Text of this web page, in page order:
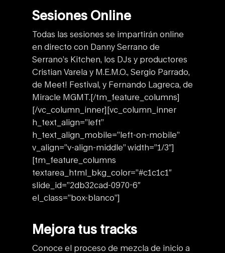
Sesiones Online
Todas las sesiones se impartirán online
en directo con Danny Serrano de
Serrano’s Kitchen, los DJs y productores
Cristian Varela y M.E.M.O., Sergio Parrado,
de Meet! Festival, y Fernando Lagreca, de
Miracle MGMT.[/tm_feature_columns]
[/vc_column_inner][vc_column_inner
h_text_align=”left”
h_text_align_mobile=”left-on-mobile”
v_align=”v-align-middle” width=”1/3″]
[tm_feature_columns
textarea_html_bkg_color=”#c1c1c1″
slide_id=”2db32cad-0970-6″
el_class=”box-blanco”]
Mejora tus tracks
Conoce el proceso de mezcla de inicio a